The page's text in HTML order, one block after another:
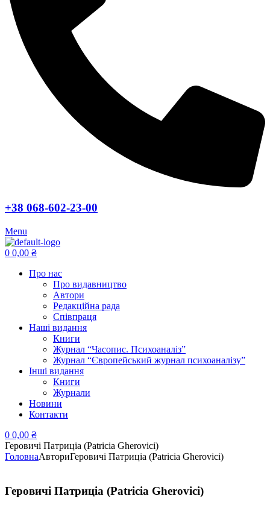
+38 068-602-23-00
Menu
0 0,00 ₴
Про нас
Про видавництво
Автори
Редакційна рада
Співпраця
Наші видання
Книги
Журнал “Часопис. Психоаналіз”
Журнал “Європейський журнал психоаналізу”
Інші видання
Книги
Журнали
Новини
Контакти
0 0,00 ₴
Геровичі Патриціа (Patricia Gherovici)
ГоловнаАвториГеровичі Патриціа (Patricia Gherovici)
Геровичі Патриціа (Patricia Gherovici)